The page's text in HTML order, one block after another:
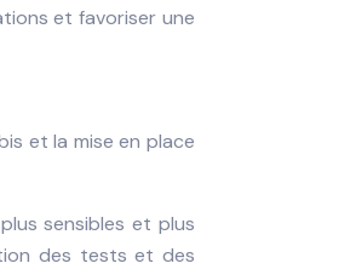
et favoriser une
et la mise en place
sensibles et plus
des tests et des